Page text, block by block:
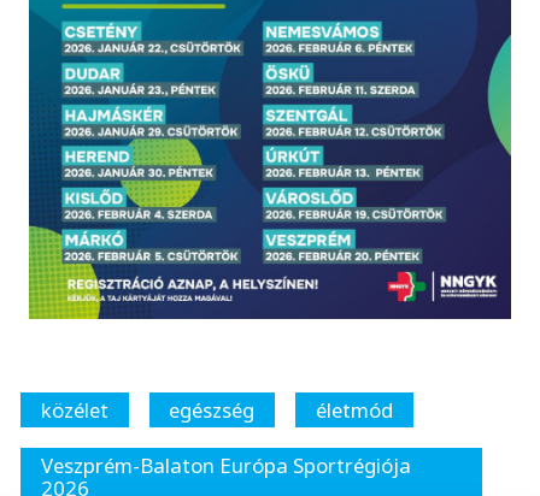
közélet egészség
életmód
Veszprém-Balaton Európa Sportrégiója
2026